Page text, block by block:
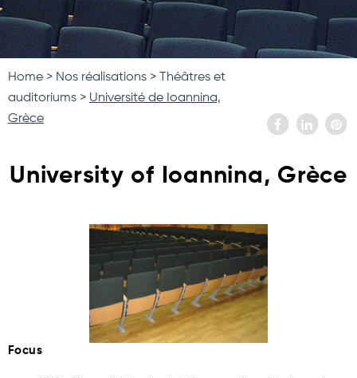
Home Nos réalisations
Théâtres et
auditoriums
Université de Ioannina,
Grèce
University of Ioannina, Grèce
Focus